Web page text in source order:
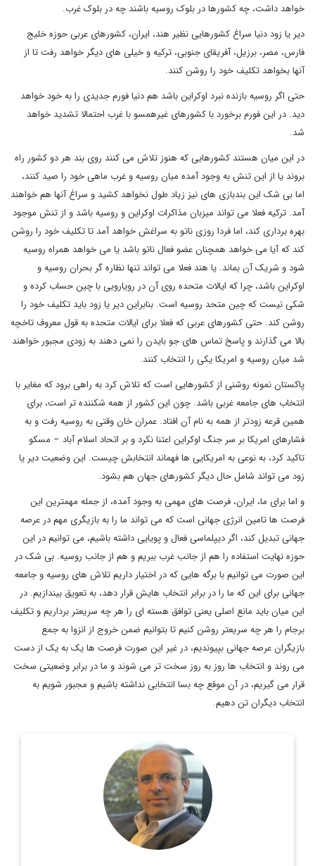
خواهد داشت، چه کشورها در بلوک روسیه باشند چه در بلوک غرب.
دیر یا زود دنیا سراغ کشورهایی نظیر هند، ایران، کشورهای عربی حوزه خلیج
فارس، مصر، برزیل، آفریقای جنوبی، ترکیه و خیلی های دیگر خواهد رفت تا از
آنها بخواهد تکلیف خود را روشن کنند.
حتی اگر روسیه بازنده نبرد اوکراین باشد هم دنیا فورم جدیدی را به خود خواهد
دید. در این فورم برخورد با کشورهای غیرهمسو با غرب احتمالا تشدید خواهد
شد.
در این میان هستند کشورهایی که هنوز تلاش می کنند روی بند هر دو کشور راه
بروند یا از این تنش به وجود آمده میان روسیه و غرب ماهی خود را صید کنند،
اما بی شک این بندبازی های نیز زیاد طول نخواهد کشید و سراغ آنها هم خواهند
آمد. ترکیه فعلا می تواند میزبان مذاکرات اوکراین و روسیه باشد و از تنش موجود
بهره برداری کند، اما فردا روزی ناتو به سراغش خواهد آمد تا تکلیف خود را روشن
کند که آیا می خواهد همچنان عضو فعال ناتو باشد یا می خواهد همراه روسیه
شود و شریک آن بماند. یا هند فعلا می تواند تنها نظاره گر بحران روسیه و
اوکراین باشد، چرا که ایالات متحده روی آن در رویارویی با چین حساب کرده و
شکی نیست که چین متحد روسیه است. بنابراین دیر یا زود باید تکلیف خود را
روشن کند. حتی کشورهای عربی که فعلا برای ایالات متحده به قول معروف تاخچه
بالا می گذارند و پاسخ تماس های جو بایدن را نمی دهند به زودی مجبور خواهند
شد میان روسیه و امریکا یکی را انتخاب کنند.
پاکستان نمونه روشنی از کشورهایی است که تلاش کرد به راهی برود که مغایر با
انتخاب های جامعه غربی باشد. چون این کشور از همه شکننده تر است، برای
همین قرعه زودتر از همه به نام آن افتاد. عمران خان وقتی به روسیه رفت و به
فشارهای امریکا بر سر جنگ اوکراین اعتنا نکرد و بر اتحاد اسلام آباد – مسکو
تاکید کرد، به نوعی به امریکایی ها فهماند انتخابش چیست. این وضعیت دیر یا
زود می تواند شامل حال دیگر کشورهای جهان هم بشود.
و اما برای ما، ایران، فرصت های مهمی به وجود آمده، از جمله مهمترین این
فرصت ها تامین انرژی جهانی است که می تواند ما را به بازیگری مهم در عرصه
جهانی تبدیل کند، اگر دیپلماسی فعال و پویایی داشته باشیم، می توانیم در این
حوزه نهایت استفاده را هم از جانب غرب ببریم و هم از جانب روسیه. بی شک در
این صورت می توانیم با برگه هایی که در اختیار داریم تلاش های روسیه و جامعه
جهانی برای این که ما را در برابر انتخاب هایش قرار دهد، به تعویق بیندازیم. در
این میان باید مانع اصلی یعنی توافق هسته ای را هر چه سریعتر برداریم و تکلیف
برجام را هر چه سریعتر روشن کنیم تا بتوانیم ضمن خروج از انزوا به جمع
بازیگران عرصه جهانی بپیوندیم، در غیر این صورت فرصت ها یک به یک از دست
می روند و انتخاب ها روز به روز سخت تر می شوند و ما در برابر وضعیتی سخت
قرار می گیریم، در آن موقع چه بسا انتخابی نداشته باشیم و مجبور شویم به
انتخاب دیگران تن دهیم.
روزنامه نگار، نویسنده، مترجم و سردبیر دیپلماسی ایرانی.
اطلاعات بیشتر